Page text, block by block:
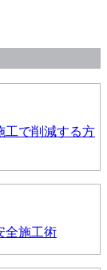
工で削減する方
全施工術